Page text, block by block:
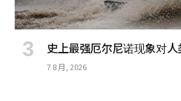
史上最强厄尔尼诺现象对
7 8 月, 2026